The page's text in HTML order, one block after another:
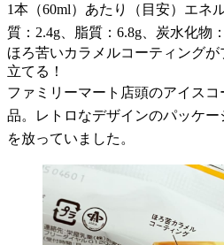
1本（60ml）あたり（目安）エネ
質：2.4g、脂質：6.8g、炭水化物
ほろ苦いカラメルコーティング
立てる！
ファミリーマート店頭のアイス
品。レトロなデザインのパッケ
を放っていました。